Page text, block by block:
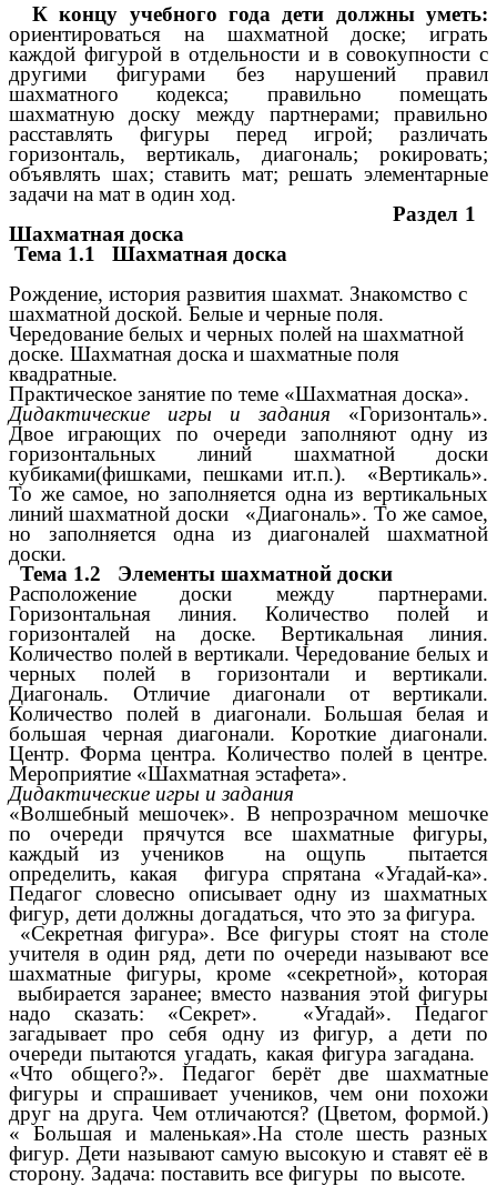
К концу учебного года дети должны уметь:
ориентироваться на шахматной доске; играть
каждой фигурой в отдельности и в совокупности с
другими фигурами без нарушений правил
шахматного кодекса; правильно помещать
шахматную доску между партнерами; правильно
расставлять фигуры перед игрой; различать
горизонталь, вертикаль, диагональ; рокировать;
объявлять шах; ставить мат; решать элементарные
задачи на мат в один ход.
Раздел 1
Шахматная доска
Тема 1.1 Шахматная доска
Рождение, история развития шахмат. Знакомство с
шахматной доской. Белые и черные поля.
Чередование белых и черных полей на шахматной
доске. Шахматная доска и шахматные поля
квадратные.
Практическое занятие по теме «Шахматная доска».
Дидактические игры и задания «Горизонталь».
Двое играющих по очереди заполняют одну из
горизонтальных линий шахматной доски
кубиками(фишками, пешками ит.п.).
«Вертикаль».
То же самое, но заполняется одна из вертикальных
линий шахматной доски «Диагональ». То же самое,
но заполняется одна из диагоналей шахматной
доски.
Тема 1.2 Элементы шахматной доски
Расположение доски между партнерами.
Горизонтальная линия. Количество полей и
горизонталей на доске. Вертикальная линия.
Количество полей в вертикали. Чередование белых и
черных полей в горизонтали и вертикали.
Диагональ. Отличие диагонали от вертикали.
Количество полей в диагонали. Большая белая и
большая черная диагонали. Короткие диагонали.
Центр. Форма центра. Количество полей в центре.
Мероприятие «Шахматная эстафета».
Дидактические игры и задания
«Волшебный мешочек». В непрозрачном мешочке
по очереди прячутся все шахматные фигуры,
каждый из учеников на ощупь пытается
определить, какая фигура спрятана «Угадай-ка».
Педагог словесно описывает одну из шахматных
фигур, дети должны догадаться, что это за фигура.
«Секретная фигура». Все фигуры стоят на столе
учителя в один ряд, дети по очереди называют все
шахматные фигуры, кроме «секретной», которая
выбирается заранее; вместо названия этой фигуры
надо сказать: «Секрет». «Угадай». Педагог
загадывает про себя одну из фигур, а дети по
очереди пытаются угадать, какая фигура загадана.
«Что общего?». Педагог берёт две шахматные
фигуры и спрашивает учеников, чем они похожи
друг на друга. Чем отличаются? (Цветом, формой.)
« Большая и маленькая».На столе шесть разных
фигур. Дети называют самую высокую и ставят её в
сторону. Задача: поставить все фигуры по высоте.